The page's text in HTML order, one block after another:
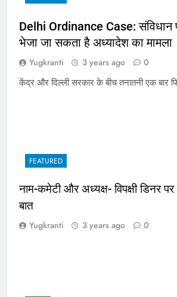
Delhi Ordinance Case: संविधान
भेजा जा सकता है अध्यादेश का मामला
Yugkranti 3 years ago 0
केंद्र और दिल्ली सरकार के बीच तनातनी एक बार
FEATURED
नाम-कमेटी और अध्यक्ष- विपक्षी डिनर
बात
Yugkranti 3 years ago 0